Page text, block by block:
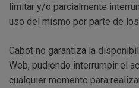
limitar y/o parcialmente
uso del mismo por parte de los
Cabot no garantiza la
Web, pudiendo interrumpir el
cualquier momento para